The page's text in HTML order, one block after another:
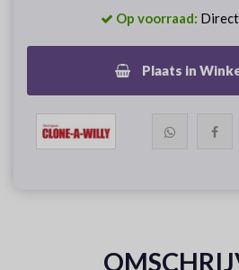
Op voorraad:
Plaats in